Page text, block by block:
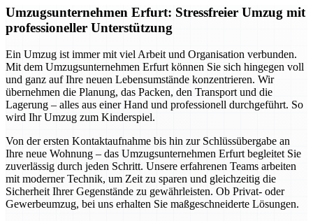
Umzugsunternehmen Erfurt: Stressfreier Umzug mit
professioneller Unterstützung
Ein Umzug ist immer mit viel Arbeit und Organisation verbunden.
Mit dem Umzugsunternehmen Erfurt können Sie sich hingegen voll
und ganz auf Ihre neuen Lebensumstände konzentrieren. Wir
übernehmen die Planung, das Packen, den Transport und die
Lagerung – alles aus einer Hand und professionell durchgeführt. So
wird Ihr Umzug zum Kinderspiel.
Von der ersten Kontaktaufnahme bis hin zur Schlüssübergabe an
Ihre neue Wohnung – das Umzugsunternehmen Erfurt begleitet Sie
zuverlässig durch jeden Schritt. Unsere erfahrenen Teams arbeiten
mit moderner Technik, um Zeit zu sparen und gleichzeitig die
Sicherheit Ihrer Gegenstände zu gewährleisten. Ob Privat- oder
Gewerbeumzug, bei uns erhalten Sie maßgeschneiderte Lösungen.